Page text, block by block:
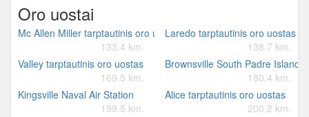
Oro uostai
Mc Allen Miller tarptautinis oro uostas
133.4 km.
Laredo tarptautinis oro uostas
138.7 km.
Valley tarptautinis oro uostas
169.5 km.
Brownsville South Padre Island
180.4 km.
Kingsville Naval Air Station
199.5 km.
Alice tarptautinis oro uostas
200.2 km.